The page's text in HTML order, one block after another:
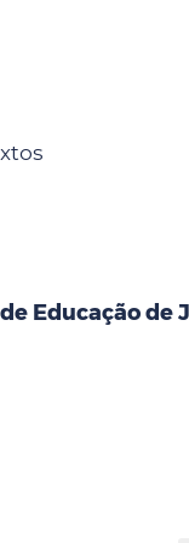
Educação de